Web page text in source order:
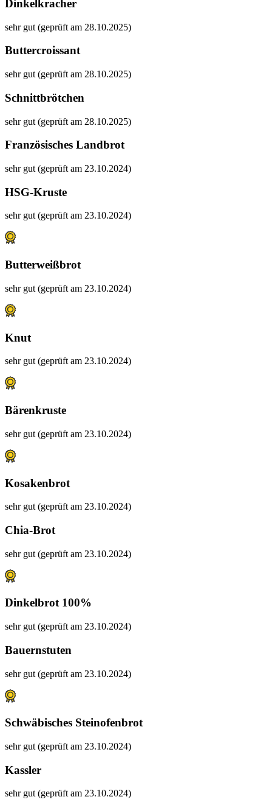
Dinkelkracher
sehr gut (geprüft am 28.10.2025)
Buttercroissant
sehr gut (geprüft am 28.10.2025)
Schnittbrötchen
sehr gut (geprüft am 28.10.2025)
Französisches Landbrot
sehr gut (geprüft am 23.10.2024)
HSG-Kruste
sehr gut (geprüft am 23.10.2024)
Butterweißbrot
sehr gut (geprüft am 23.10.2024)
Knut
sehr gut (geprüft am 23.10.2024)
Bärenkruste
sehr gut (geprüft am 23.10.2024)
Kosakenbrot
sehr gut (geprüft am 23.10.2024)
Chia-Brot
sehr gut (geprüft am 23.10.2024)
Dinkelbrot 100%
sehr gut (geprüft am 23.10.2024)
Bauernstuten
sehr gut (geprüft am 23.10.2024)
Schwäbisches Steinofenbrot
sehr gut (geprüft am 23.10.2024)
Kassler
sehr gut (geprüft am 23.10.2024)